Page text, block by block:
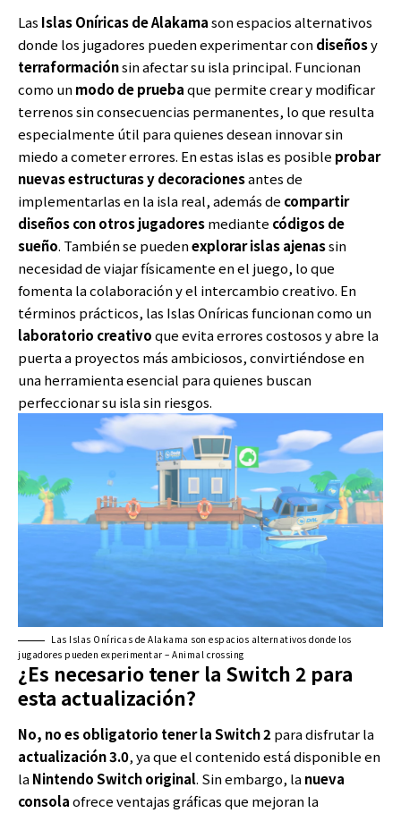
Las Islas Oníricas de Alakamason espacios alternativos
donde los jugadores pueden experimentar condiseñosy
terraformaciónsin afectar su isla principal. Funcionan
como unmodo de pruebaque permite crear y modificar
terrenos sin consecuencias permanentes, lo que resulta
especialmente útil para quienes desean innovar sin
miedo a cometer errores. En estas islas es posible probar
nuevas estructuras y decoracionesantes de
implementarlas en la isla real, además de compartir
diseños con otros jugadoresmediante códigos de
sueño. También se puedenexplorar islas ajenassin
necesidad de viajar físicamente en el juego, lo que
fomenta la colaboración y el intercambio creativo. En
términos prácticos, las Islas Oníricas funcionan como un
laboratorio creativoque evita errores costosos y abre la
puerta a proyectos más ambiciosos, convirtiéndose en
una herramienta esencial para quienes buscan
perfeccionar su isla sin riesgos.
Las Islas Oníricas de Alakama son espacios alternativos donde los
jugadores pueden experimentar – Animal crossing
¿Es necesario tener la Switch 2 para
esta actualización?
No, no es obligatorio tener la Switch 2 para disfrutar la
actualización 3.0, ya que el contenido está disponible en
laNintendo Switch original. Sin embargo, lanueva
consolaofrece ventajas gráficas que mejoran la